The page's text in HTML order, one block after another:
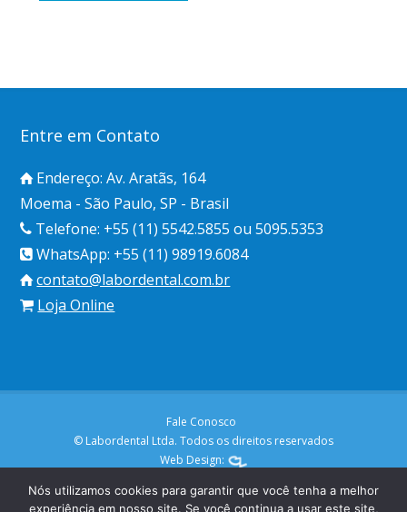
Entre em Contato
Endereço: Av. Aratãs, 164
Moema - São Paulo, SP - Brasil
Telefone: +55 (11) 5542.5855 ou 5095.5353
WhatsApp: +55 (11) 98919.6084
contato@labordental.com.br
Loja Online
Fale Conosco
© Labordental Ltda. Todos os direitos reservados
Web Design:
Nós utilizamos cookies para garantir que você tenha a melhor
experiência em nosso site. Se você continua a usar este site,